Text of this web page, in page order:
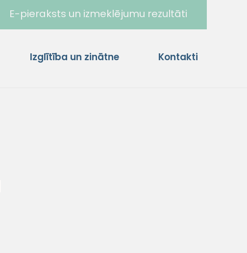
E-pieraksts un izmeklējumu rezultāti
Izglītība un zinātne Kontakti